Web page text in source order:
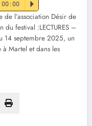
00:00 P
de l’association Désir de
festival :LECTURES –
14 septembre 2025, un
Martel et dans les